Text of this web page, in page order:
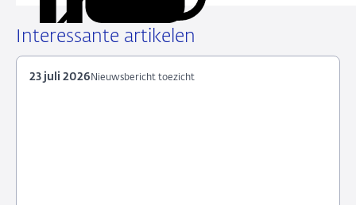
LinkedIn
via
X
Facebook
e-
Interessante artikelen
Nieuwsbericht toezicht
23 juli 2026